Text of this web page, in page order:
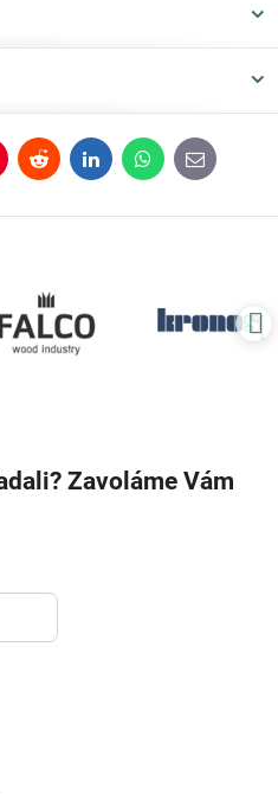
Reddit LinkedInWhatsApp
E-
mail
Zavoláme Vám